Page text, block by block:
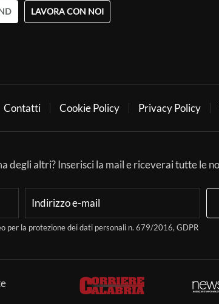
LAVORA CON NOI
Contatti Cookie Policy Privacy Policy
altri? Inserisci la mail e riceverai tutte le
per la protezione dei dati personali n. 679/2016, GDPR